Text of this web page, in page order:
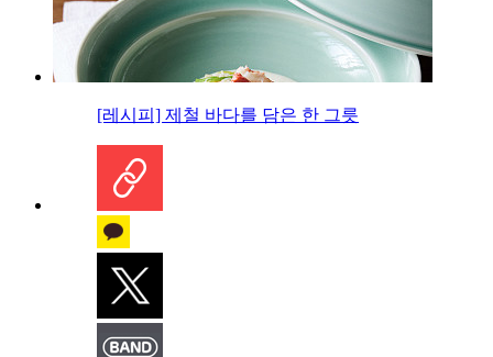
[레시피] 제철 바다를 담은 한 그릇